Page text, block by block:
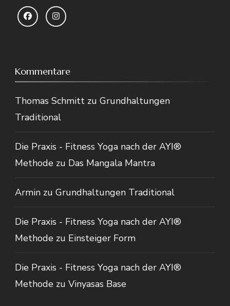
Kommentare
Thomas Schmitt zu Grundhaltungen
Traditional
Die Praxis - Fitness Yoga nach der AYI®
Methode zu Das Mangala Mantra
Armin zu Grundhaltungen Traditional
Die Praxis - Fitness Yoga nach der AYI®
Methode zu Einsteiger Form
Die Praxis - Fitness Yoga nach der AYI®
Methode zu Vinyasas Base